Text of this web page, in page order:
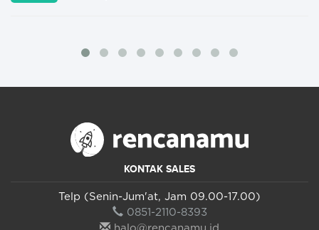
KONTAK SALES
Telp (Senin-Jum'at, Jam 09.00-17.00)
0851-2110-8393